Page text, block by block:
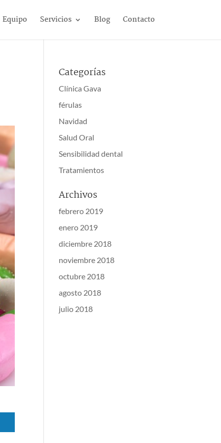
Equipo Servicios Blog Contacto
Categorías
Clínica Gava
férulas
Navidad
Salud Oral
Sensibilidad dental
Tratamientos
Archivos
febrero 2019
enero 2019
diciembre 2018
noviembre 2018
octubre 2018
agosto 2018
julio 2018